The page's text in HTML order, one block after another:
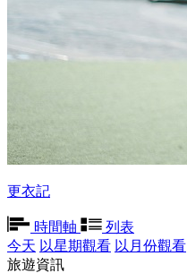
更衣記
時間軸
列表
今天 以星期觀看 以月份觀看
旅遊資訊